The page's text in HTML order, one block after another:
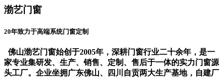
渤艺门窗
20年致力于高端系统门窗定制
佛山渤艺门窗始创于2005年，深耕门窗行业二十余年，是一
家专业集研发、生产、销售、定制、售后于一体的实力门窗源
头工厂。企业坐拥广东佛山、四川自贡两大生产基地，自建厂